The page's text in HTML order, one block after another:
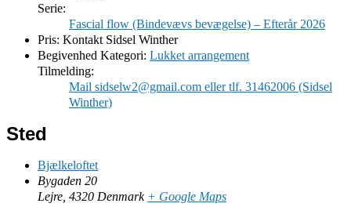
Serie:
Fascial flow (Bindevævs bevægelse) – Efterår 2026
Pris: Kontakt Sidsel Winther
Begivenhed Kategori: Lukket arrangement
Tilmelding:
Mail sidselw2@gmail.com eller tlf. 31462006 (Sidsel
Winther)
Sted
Bjælkeloftet
Bygaden 20
Lejre 4320 Denmark + Google Maps